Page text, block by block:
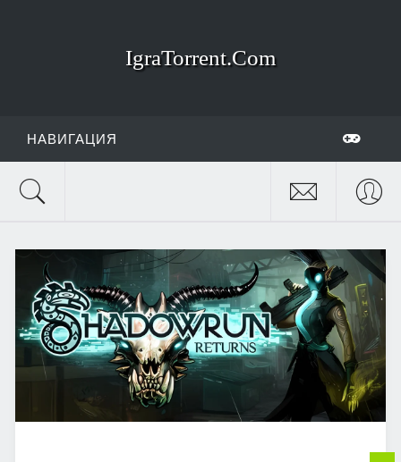
IgraTorrent.Com
НАВИГАЦИЯ